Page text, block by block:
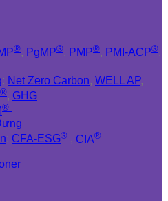
®, PgMP®, PMP®, PMI-ACP®,
: Net Zero Carbon, WELL AP,
®, GHG
®
: CFA-ESG® , CIA®